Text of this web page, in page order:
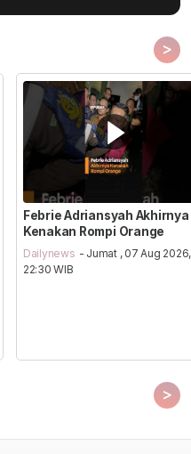
>
Febrie Adriansyah Akhirnya
Kenakan Rompi Orange
Dailynews - Jumat , 07 Aug 2026,
22:30 WIB
>